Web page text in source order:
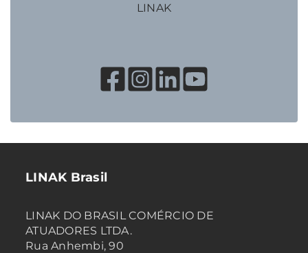
LINAK
LINAK Brasil
LINAK DO BRASIL COMÉRCIO DE
ATUADORES LTDA.
Rua Anhembi, 90